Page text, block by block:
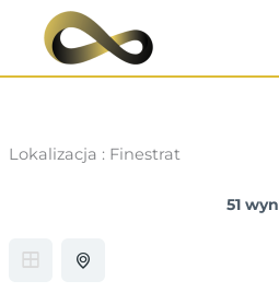
Przejdź
Lokalizacja : Finestrat
51